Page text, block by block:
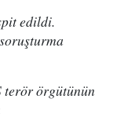
edildi.
terör örgütünün